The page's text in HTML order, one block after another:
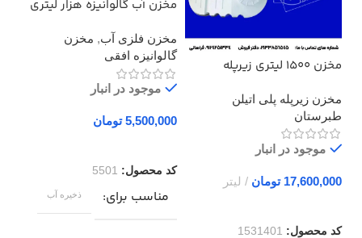
مخزن 1500 لیتری زیرپله
مخزن زیرپله پلی اتیلن
طبرستان
موجود در انبار
تومان
کد محصول: 1531401
مخزن آب گالوانیزه هزار لیتری
مخزن فلزی آب, مخزن
گالوانیزه افقی
موجود در انبار
تومان
کد محصول: 5501
مناسب برای ذخیره آب